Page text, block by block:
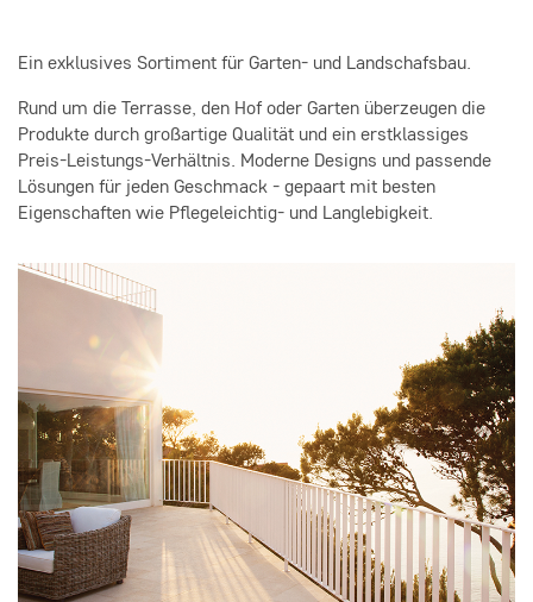
Ein exklusives Sortiment für Garten- und Landschafsbau.
Rund um die Terrasse, den Hof oder Garten überzeugen die
Produkte durch großartige Qualität und ein erstklassiges
Preis-Leistungs-Verhältnis. Moderne Designs und passende
Lösungen für jeden Geschmack - gepaart mit besten
Eigenschaften wie Pflegeleichtig- und Langlebigkeit.